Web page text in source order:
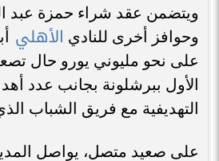
ويتضمن عقد شراء حمزة عبد
وحوافز أخرى للنادي الأهلي
على نحو مليوني يورو حال
الأول ببرشلونة بجانب عدد
التهديفية مع فريق الشباب
على صعيد متصل، يواصل